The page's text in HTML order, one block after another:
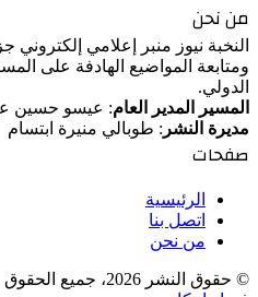
من نحن
النخبة نيوز منبر إعلامي إلكتروني
ومتابعة المواضيع الهادفة على
الدولي.
المسير المدير العام: عيسو حسين
مديرة النشر : طوبالي منيرة ابتسام
صفحات
الرئيسية
اتصل بنا
من نحن
© حقوق النشر 2026، جميع الحقوق محفوظة |